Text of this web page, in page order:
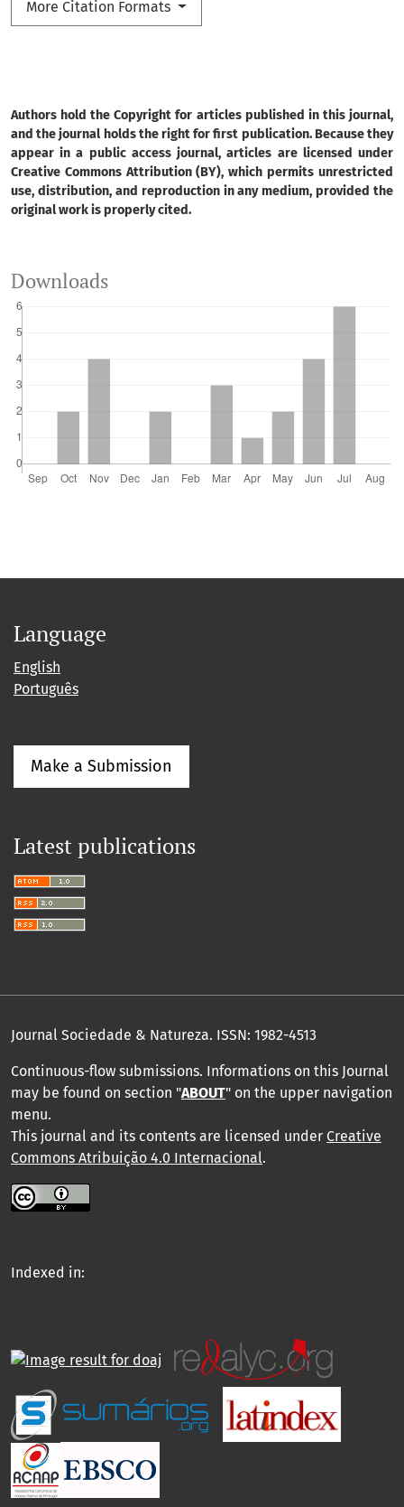
More Citation Formats
Authors hold the Copyright for articles published in this journal,
and the journal holds the right for first publication. Because they
appear in a public access journal, articles are licensed under
Creative Commons Attribution (BY), which permits unrestricted
use, distribution, and reproduction in any medium, provided the
original work is properly cited.
Downloads
Language
English
Português
Make a Submission
Latest publications
Journal Sociedade & Natureza. ISSN: 1982-4513
Continuous-flow submissions. Informations on this Journal
may be found on section "ABOUT" on the upper navigation
menu.
This journal and its contents are licensed under Creative
Commons Atribuição 4.0 Internacional.
Indexed in: